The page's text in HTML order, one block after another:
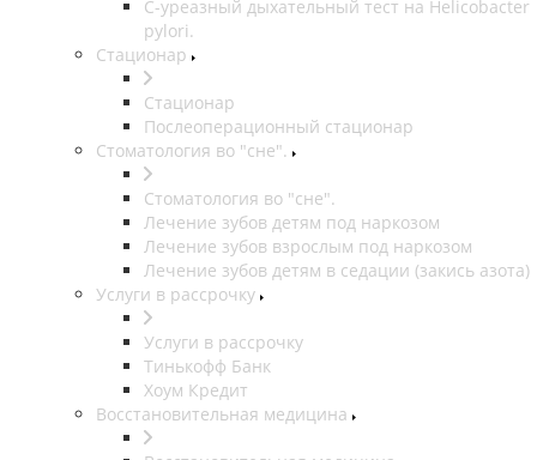
С-уреазный дыхательный тест на Helicobacter
pylori.
Стационар
Стационар
Послеоперационный стационар
Стоматология во "сне".
Стоматология во "сне".
Лечение зубов детям под наркозом
Лечение зубов взрослым под наркозом
Лечение зубов детям в седации (закись азота)
Услуги в рассрочку
Услуги в рассрочку
Тинькофф Банк
Хоум Кредит
Восстановительная медицина